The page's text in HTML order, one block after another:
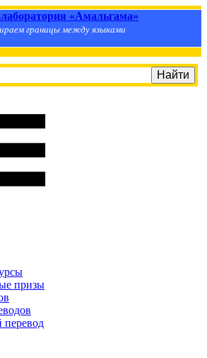
«Амальгама»
границы между языками
призы
перевод